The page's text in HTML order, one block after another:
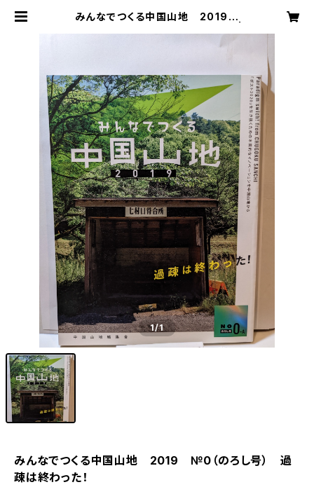
みんなでつくる中国山地 2019
1/1
みんなでつくる中国山地 2019 №0（のろし号） 過
疎は終わった！